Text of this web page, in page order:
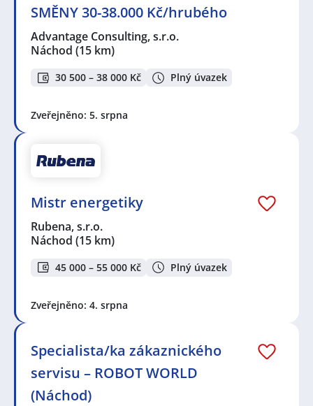
SMĚNY 30-38.000 Kč/hrubého
Advantage Consulting, s.r.o.
Náchod (15 km)
30 500 – 38 000 Kč Plný úvazek
Zveřejněno: 5. srpna
Mistr energetiky
Rubena, s.r.o.
Náchod (15 km)
45 000 – 55 000 Kč Plný úvazek
Zveřejněno: 4. srpna
Specialista/ka zákaznického
servisu – ROBOT WORLD
(Náchod)